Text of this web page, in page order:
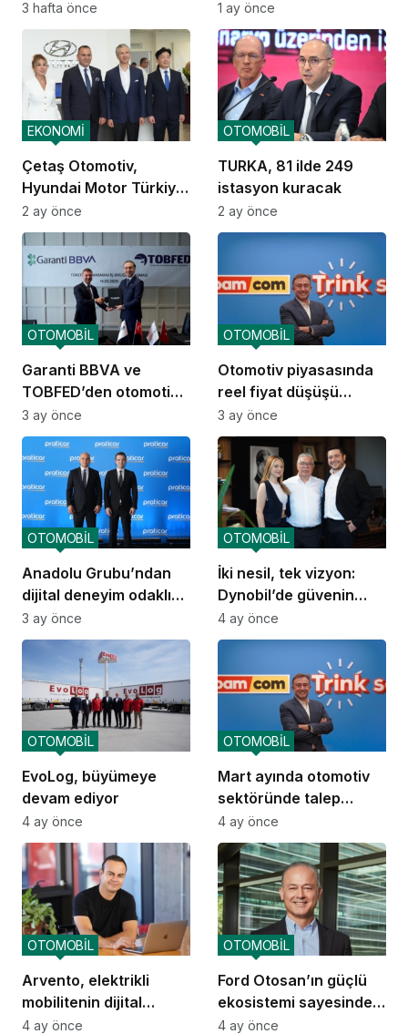
düşüşte
3 hafta önce
sürdürüyor
1 ay önce
Çetaş Otomotiv,
Hyundai Motor Türkiye
ailesine katıldı
EKONOMİ
2 ay önce
TURKA, 81 ilde 249
istasyon kuracak
OTOMOBİL
2 ay önce
Garanti BBVA ve
TOBFED’den otomotiv
ekosisteminde güçlü iş
birliği
OTOMOBİL
3 ay önce
Otomotiv piyasasında
reel fiyat düşüşü
devam ediyor
OTOMOBİL
3 ay önce
Anadolu Grubu’ndan
dijital deneyim odaklı
mobilite markası:
Praticar
OTOMOBİL
3 ay önce
İki nesil, tek vizyon:
Dynobil’de güvenin
yolculuğu
OTOMOBİL
4 ay önce
EvoLog, büyümeye
devam ediyor
OTOMOBİL
4 ay önce
Mart ayında otomotiv
sektöründe talep
yavaşladı
OTOMOBİL
4 ay önce
Arvento, elektrikli
mobilitenin dijital
omurgası olacak
OTOMOBİL
4 ay önce
Ford Otosan’ın güçlü
ekosistemi sayesinde
Türkiye ekonomisi
OTOMOBİL
4 ay önce